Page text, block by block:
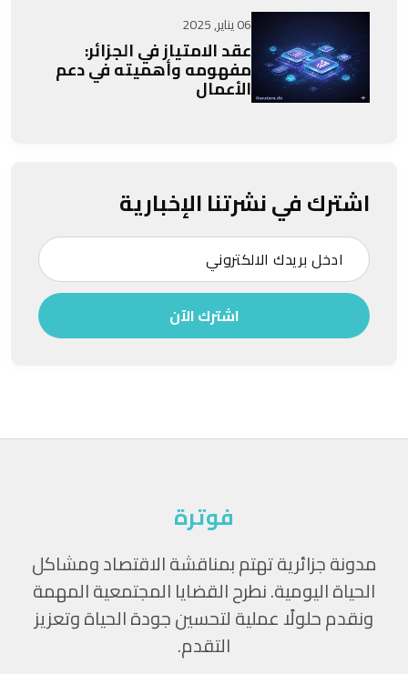
06 يناير, 2025
عقد الامتياز في الجزائر:
مفهومه وأهميته في دعم
الأعمال
اشترك في نشرتنا الإخبارية
اشترك الآن
فوترة
مدونة جزائرية تهتم بمناقشة الاقتصاد ومشاكل
الحياة اليومية. نطرح القضايا المجتمعية المهمة
ونقدم حلولًا عملية لتحسين جودة الحياة وتعزيز
التقدم.